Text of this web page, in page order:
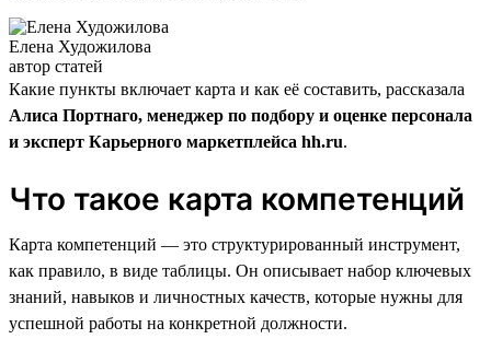
Елена Художилова
автор статей
Какие пункты включает карта и как её составить, рассказала
Алиса Портнаго, менеджер по подбору и оценке персонала
и эксперт Карьерного маркетплейса hh.ru.
Что такое карта компетенций
Карта компетенций — это структурированный инструмент,
как правило, в виде таблицы. Он описывает набор ключевых
знаний, навыков и личностных качеств, которые нужны для
успешной работы на конкретной должности.